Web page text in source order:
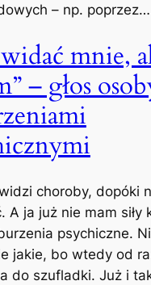
– np. poprzez…
mnie,
– głos
choroby, dopóki
A ja już nie mam siły
psychiczne.
jakie, bo wtedy od
do szufladki. Już i